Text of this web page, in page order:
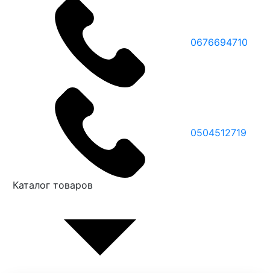
0676694710
0504512719
Каталог товаров